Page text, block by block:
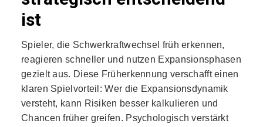
ist
Spieler, die Schwerkraftwechsel früh erkennen,
reagieren schneller und nutzen Expansionsphasen
gezielt aus. Diese Früherkennung verschafft einen
klaren Spielvorteil: Wer die Expansionsdynamik
versteht, kann Risiken besser kalkulieren und
Chancen früher greifen. Psychologisch verstärkt